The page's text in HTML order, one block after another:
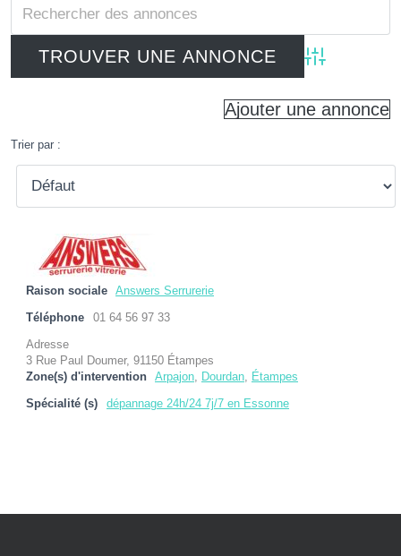
Advanced
Ajouter une annonce
Trier par :
Raison sociale Answers Serrurerie
Téléphone 01 64 56 97 33
Adresse
3 Rue Paul Doumer, 91150 Étampes
Zone(s) d'intervention
Arpajon, Dourdan, Étampes
Spécialité (s) dépannage 24h/24 7j/7 en Essonne